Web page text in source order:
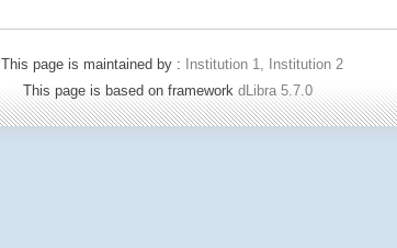
This page is maintained by :
Institution 1, Institution 2
This page is based on framework dLibra 5.7.0